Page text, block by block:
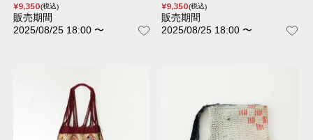
¥9,350 税込
販売期間
2025/08/25 18:00 〜
¥9,350 税込
販売期間
2025/08/25 18:00 〜